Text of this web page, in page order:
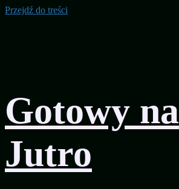
Przejdź do treści
Gotowy na
Jutro